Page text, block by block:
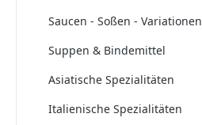
Saucen - Soßen - Variationen
Suppen & Bindemittel
Asiatische Spezialitäten
Italienische Spezialitäten